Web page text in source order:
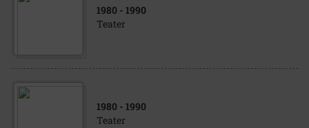
1980 - 1990
Teater
1980 - 1990
Teater